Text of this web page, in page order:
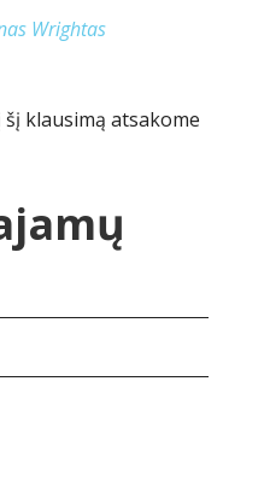
Wrightas
klausimą atsakome